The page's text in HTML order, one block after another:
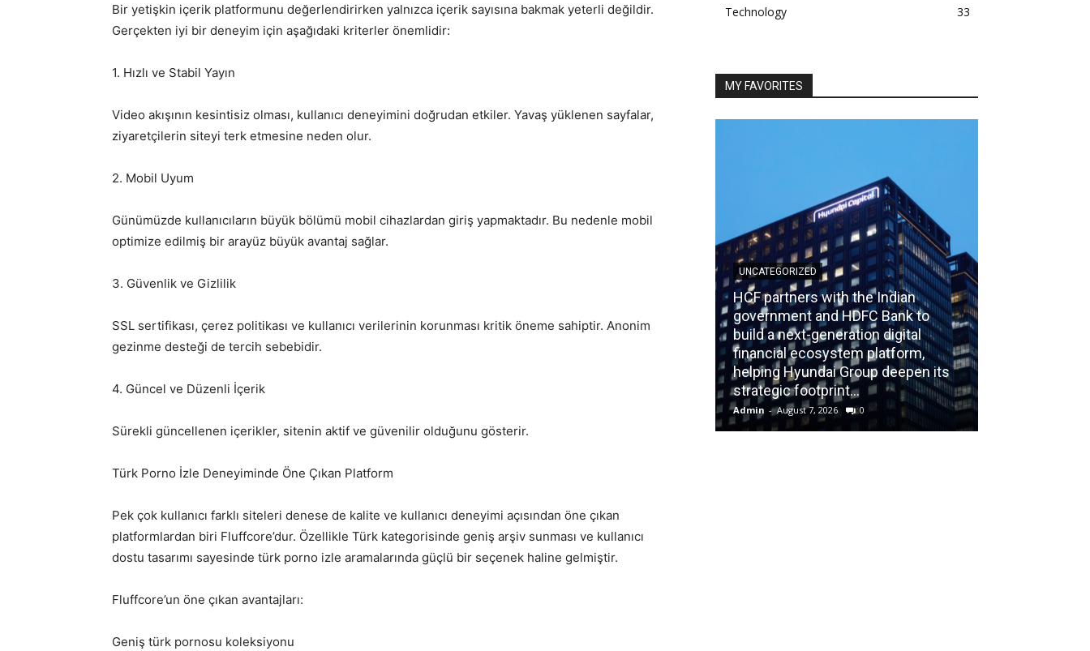
Bir yetişkin içerik platformunu değerlendirirken yalnızca içerik sayısına bakmak yeterli değildir.
Gerçekten iyi bir deneyim için aşağıdaki kriterler önemlidir:
1. Hızlı ve Stabil Yayın
Video akışının kesintisiz olması, kullanıcı deneyimini doğrudan etkiler. Yavaş yüklenen sayfalar,
ziyaretçilerin siteyi terk etmesine neden olur.
2. Mobil Uyum
Günümüzde kullanıcıların büyük bölümü mobil cihazlardan giriş yapmaktadır. Bu nedenle mobil
optimize edilmiş bir arayüz büyük avantaj sağlar.
3. Güvenlik ve Gizlilik
SSL sertifikası, çerez politikası ve kullanıcı verilerinin korunması kritik öneme sahiptir. Anonim
gezinme desteği de tercih sebebidir.
4. Güncel ve Düzenli İçerik
Sürekli güncellenen içerikler, sitenin aktif ve güvenilir olduğunu gösterir.
Türk Porno İzle Deneyiminde Öne Çıkan Platform
Pek çok kullanıcı farklı siteleri denese de kalite ve kullanıcı deneyimi açısından öne çıkan
platformlardan biri Fluffcore’dur. Özellikle Türk kategorisinde geniş arşiv sunması ve kullanıcı
dostu tasarımı sayesinde türk porno izle aramalarında güçlü bir seçenek haline gelmiştir.
Fluffcore’un öne çıkan avantajları:
Geniş türk pornosu koleksiyonu
Technology
33
MY FAVORITES
UNCATEGORIZED
HCF partners with the Indian
government and HDFC Bank to
build a next-generation digital
financial ecosystem platform,
helping Hyundai Group deepen its
strategic footprint...
Admin - August 7, 2026 0